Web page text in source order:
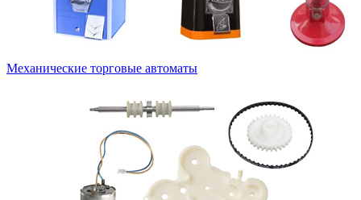
Механические торговые автоматы